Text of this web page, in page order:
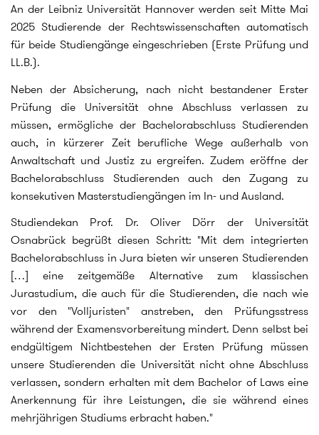
An der Leibniz Universität Hannover werden seit Mitte Mai
2025 Studierende der Rechtswissenschaften automatisch
für beide Studiengänge eingeschrieben (Erste Prüfung und
LL.B.).
Neben der Absicherung, nach nicht bestandener Erster
Prüfung die Universität ohne Abschluss verlassen zu
müssen, ermögliche der Bachelorabschluss Studierenden
auch, in kürzerer Zeit berufliche Wege außerhalb von
Anwaltschaft und Justiz zu ergreifen. Zudem eröffne der
Bachelorabschluss Studierenden auch den Zugang zu
konsekutiven Masterstudiengängen im In- und Ausland.
Studiendekan Prof. Dr. Oliver Dörr der Universität
Osnabrück begrüßt diesen Schritt: "Mit dem integrierten
Bachelorabschluss in Jura bieten wir unseren Studierenden
[…] eine zeitgemäße Alternative zum klassischen
Jurastudium, die auch für die Studierenden, die nach wie
vor den "Volljuristen" anstreben, den Prüfungsstress
während der Examensvorbereitung mindert. Denn selbst bei
endgültigem Nichtbestehen der Ersten Prüfung müssen
unsere Studierenden die Universität nicht ohne Abschluss
verlassen, sondern erhalten mit dem Bachelor of Laws eine
Anerkennung für ihre Leistungen, die sie während eines
mehrjährigen Studiums erbracht haben."